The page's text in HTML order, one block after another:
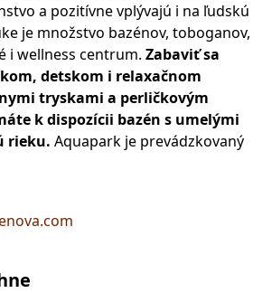
a pozitívne vplývajú i na ľudskú
je množstvo bazénov, toboganov,
i wellness centrum. Zabaviť sa
detskom i relaxačnom
tryskami a perličkovým
k dispozícii bazén s umelými
rieku. Aquapark je prevádzkovaný